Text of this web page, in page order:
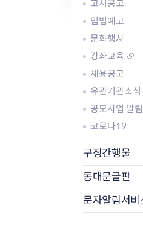
새소식
공모사업 알림방
코로나19
AI 사업 등록 관리제
동대문구 AI 사업 현
국내도시
국외도시
자매도시 혜택
동국 천문대
동대문교육협력특화
교육경비보조금 지원
지리교통소식
도로명주소 안내
상세주소 부여제도
지리정보
대중교통
고시공고
입법예고
문화행사
강좌교육
채용공고
유관기관소식
공모사업 알
코로나19
구정간행물
동대문글판
문자알림서비